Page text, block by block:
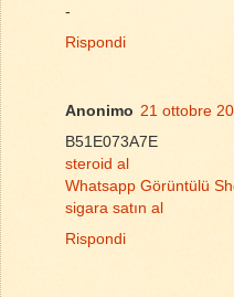
-
Rispondi
Anonimo 21 ottobre
B51E073A7E
steroid al
Whatsapp Görüntülü
sigara satın al
Rispondi